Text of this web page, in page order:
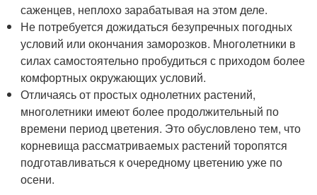
саженцев, неплохо зарабатывая на этом деле.
Не потребуется дожидаться безупречных погодных
условий или окончания заморозков. Многолетники в
силах самостоятельно пробудиться с приходом более
комфортных окружающих условий.
Отличаясь от простых однолетних растений,
многолетники имеют более продолжительный по
времени период цветения. Это обусловлено тем, что
корневища рассматриваемых растений торопятся
подготавливаться к очередному цветению уже по
осени.